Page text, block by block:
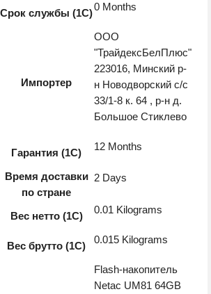
Срок службы (1С)
0 Months
Импортер
ООО
"ТрайдексБелПлюс"
223016, Минский р-
н Новодворский с/с
33/1-8 к. 64 , р-н д.
Большое Стиклево
Гарантия (1С)
12 Months
Время доставки
по стране
2 Days
Вес нетто (1С)
0.01 Kilograms
Вес брутто (1С)
0.015 Kilograms
Flash-накопитель
Netac UM81 64GB